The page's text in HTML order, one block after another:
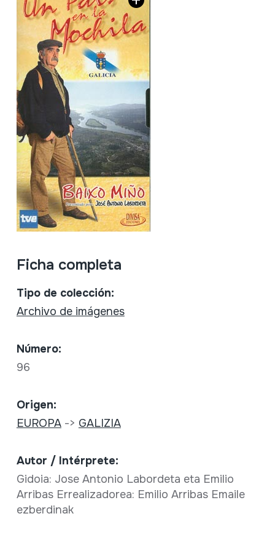
Ficha completa
Tipo de colección:
Archivo de imágenes
Número:
96
Origen:
EUROPA-> GALIZIA
Autor / Intérprete:
Gidoia: Jose Antonio Labordeta eta Emilio
Arribas Errealizadorea: Emilio Arribas Emaile
ezberdinak